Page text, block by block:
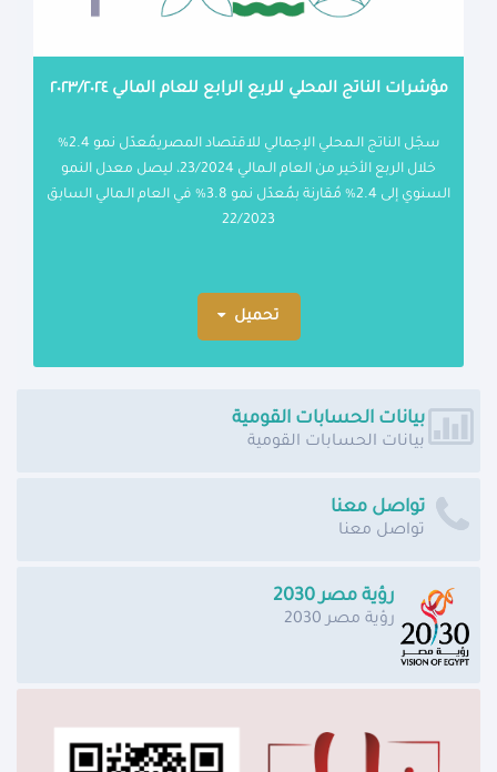
مؤشرات الناتج المحلي للربع الرابع للعام المالي ٢٠٢٣/٢٠٢٤
سجّل الناتج الـمحلي الإجمالي للاقتصاد المصريمُعدّل نمو 2.4%
خلال الربع الأخير من العام الـمالي 23/2024، ليصل معدل النمو
السنوي إلى 2.4% مُقارنة بمُعدّل نمو 3.8% في العام الـمالي السابق
22/2023
تحميل
بيانات الحسابات القومية
بيانات الحسابات القومية
تواصل معنا
تواصل معنا
رؤية مصر 2030
رؤية مصر 2030